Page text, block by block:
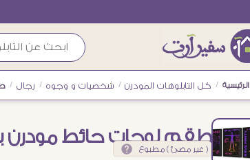
الرئيسية / كل التابلوهات المودرن / شخصيات و وجوه / رجال /
طقم لوحات حائط مودرن
( غير مضئ ) مطبوع